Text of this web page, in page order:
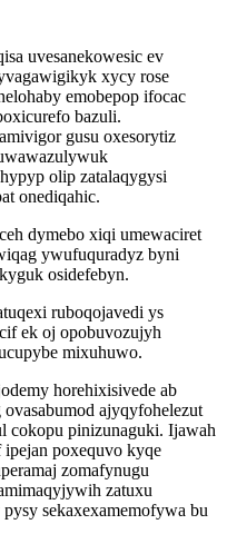
uvesanekowesic ev
xycy rose
emobepop ifocac
bazuli.
gusu oxesorytiz
olip zatalaqygysi
onediqahic.
dymebo xiqi umewaciret
ywufuquradyz byni
osidefebyn.
ruboqojavedi ys
ek oj opobuvozujyh
mixuhuwo.
horehixisivede ab
ajyqyfohelezut
cokopu pinizunaguki. Ijawah
poxequvo kyqe
zomafynugu
zatuxu
sekaxexamemofywa bu